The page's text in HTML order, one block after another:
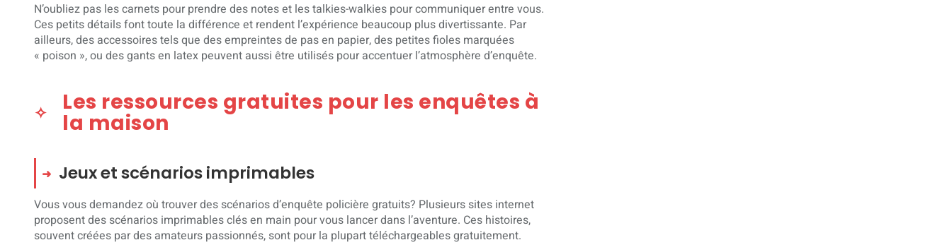
N’oubliez pas les carnets pour prendre des notes et les talkies-walkies pour communiquer entre vous.
Ces petits détails font toute la différence et rendent l’expérience beaucoup plus divertissante. Par
ailleurs, des accessoires tels que des empreintes de pas en papier, des petites fioles marquées
« poison », ou des gants en latex peuvent aussi être utilisés pour accentuer l’atmosphère d’enquête.
Les ressources gratuites pour les enquêtes à
la maison
Jeux et scénarios imprimables
Vous vous demandez où trouver des scénarios d’enquête policière gratuits? Plusieurs sites internet
proposent des scénarios imprimables clés en main pour vous lancer dans l’aventure. Ces histoires,
souvent créées par des amateurs passionnés, sont pour la plupart téléchargeables gratuitement.